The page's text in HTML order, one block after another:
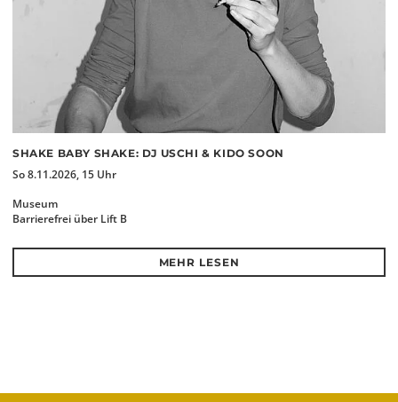
SHAKE BABY SHAKE: DJ USCHI & KIDO SOON
So 8.11.2026, 15 Uhr
Museum
Barrierefrei über Lift B
MEHR LESEN